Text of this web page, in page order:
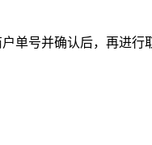
单号并确认后，再进行